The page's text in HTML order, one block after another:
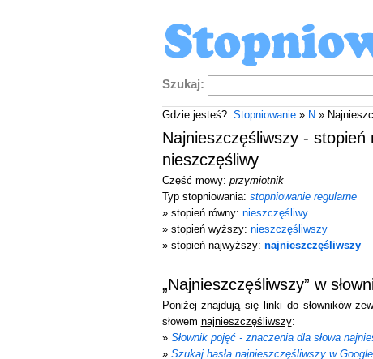
Szukaj:
Gdzie jesteś?: Stopniowanie» N »
Najnieszczęśliwszy -
nieszczęśliwy
Część mowy: przymiotnik
Typ stopniowania: stopniowanie regularne
» stopień równy: nieszczęśliwy
» stopień wyższy: nieszczęśliwszy
» stopień najwyższy: najnieszczęśliwszy
„Najnieszczęśliwszy” w
Poniżej znajdują się linki do słowników
słowem najnieszczęśliwszy:
» Słownik pojęć - znaczenia dla słowa
» Szukaj hasła najnieszczęśliwszy w Google